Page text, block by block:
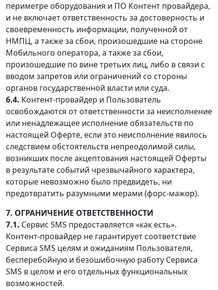
периметре оборудования и ПО Контент провайдера,
и не включает ответственность за достоверность и
своевременность информации, полученной от
НМПЦ, а также за сбои, произошедшие на стороне
Мобильного оператора, а также за сбои,
произошедшие по вине третьих лиц, либо в связи с
вводом запретов или ограничений со стороны
органов государственной власти или суда.
6.4. Контент-провайдер и Пользователь
освобождаются от ответственности за неисполнение
или ненадлежащее исполнение обязательств по
настоящей Оферте, если это неисполнение явилось
следствием обстоятельств непреодолимой силы,
возникших после акцептования настоящей Оферты
в результате событий чрезвычайного характера,
которые невозможно было предвидеть, ни
предотвратить разумными мерами (форс-мажор).
7. ОГРАНИЧЕНИЕ ОТВЕТСТВЕННОСТИ
7.1. Сервис SMS предоставляется «как есть».
Контент-провайдер не гарантирует соответствие
Сервиса SMS целям и ожиданиям Пользователя,
бесперебойную и безошибочную работу Сервиса
SMS в целом и его отдельных функциональных
возможностей.